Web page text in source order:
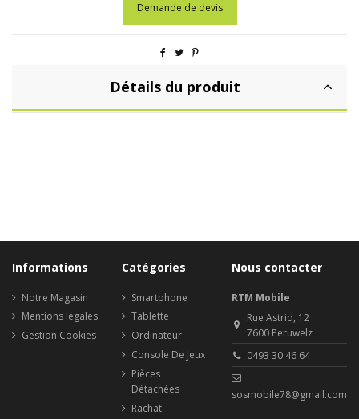
Demande de devis
Détails du produit
Informations
Notre Magasin
Mentions légales
Gestion Cookies
Catégories
Smartphone
Tablette
Ordinateur
Console De Jeux
Pièces
Détachées
Rachat
Nous contacter
RTM Mobile
Rue Astrid, 12
7600 Peruwelz
0493 30 46 64
sosmobile78@gmail.com